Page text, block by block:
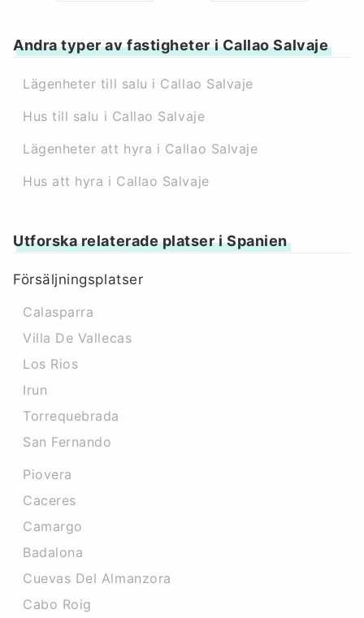
Andra typer av fastigheter i Callao Salvaje
Lägenheter till salu i Callao Salvaje
Hus till salu i Callao Salvaje
Lägenheter att hyra i Callao Salvaje
Hus att hyra i Callao Salvaje
Utforska relaterade platser i Spanien
Försäljningsplatser
Calasparra
Villa De Vallecas
Los Rios
Irun
Torrequebrada
San Fernando
Piovera
Caceres‎
Camargo
Badalona
Cuevas Del Almanzora
Cabo Roig